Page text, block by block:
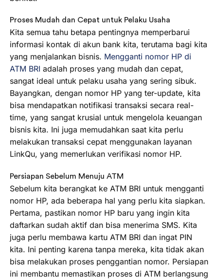
Proses Mudah dan Cepat untuk Pelaku Usaha
Kita semua tahu betapa pentingnya memperbarui
informasi kontak di akun bank kita, terutama bagi kita
yang menjalankan bisnis. Mengganti nomor HP di
ATM BRI adalah proses yang mudah dan cepat,
sangat ideal untuk pelaku usaha yang sering sibuk.
Bayangkan, dengan nomor HP yang ter-update, kita
bisa mendapatkan notifikasi transaksi secara real-
time, yang sangat krusial untuk mengelola keuangan
bisnis kita. Ini juga memudahkan saat kita perlu
melakukan transaksi cepat menggunakan layanan
LinkQu, yang memerlukan verifikasi nomor HP.
Persiapan Sebelum Menuju ATM
Sebelum kita berangkat ke ATM BRI untuk mengganti
nomor HP, ada beberapa hal yang perlu kita siapkan.
Pertama, pastikan nomor HP baru yang ingin kita
daftarkan sudah aktif dan bisa menerima SMS. Kita
juga perlu membawa kartu ATM BRI dan ingat PIN
kita. Ini penting karena tanpa mereka, kita tidak akan
bisa melakukan proses penggantian nomor. Persiapan
ini membantu memastikan proses di ATM berlangsung